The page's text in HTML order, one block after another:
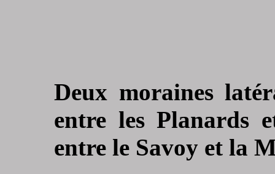
Deux moraines
entre les Planards
entre le Savoy et la